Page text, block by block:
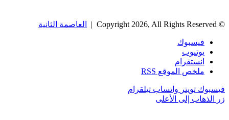
© Copyright 2026, All Rights Reserved | العاصمة الثانية
فيسبوك
يوتيوب
انستقرام
ملخص الموقع RSS
فيسبوك تويتر واتساب تيلقرام
زر الذهاب إلى الأعلى